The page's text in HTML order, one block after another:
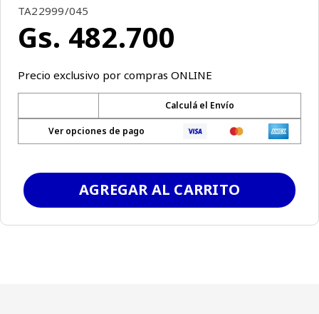
TA22999/045
Gs. 482.700
Precio exclusivo por compras ONLINE
Calculá el Envío
Ver opciones de pago
AGREGAR AL CARRITO